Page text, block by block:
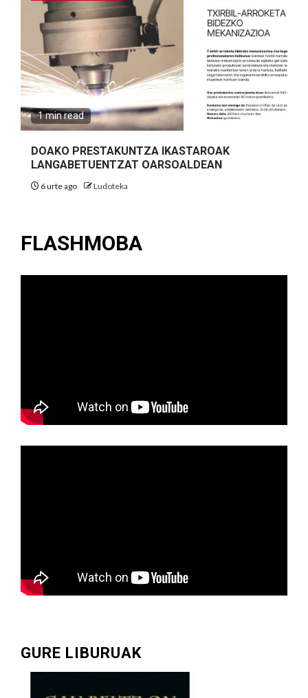
1 min read
DOAKO PRESTAKUNTZA IKASTAROAK
LANGABETUENTZAT OARSOALDEAN
6 urte ago Ludoteka
FLASHMOBA
GURE LIBURUAK